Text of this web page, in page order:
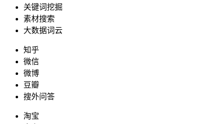
关键词挖掘
素材搜索
大数据词云
知乎
微信
微博
豆瓣
搜外问答
淘宝